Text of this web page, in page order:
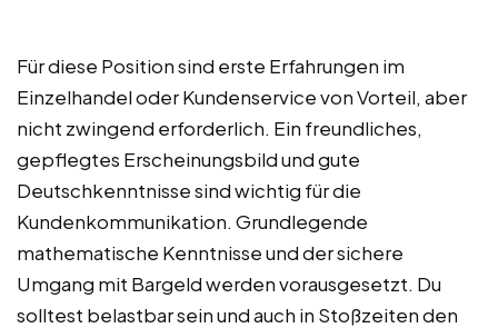
Für diese Position sind erste Erfahrungen im
Einzelhandel oder Kundenservice von Vorteil, aber
nicht zwingend erforderlich. Ein freundliches,
gepflegtes Erscheinungsbild und gute
Deutschkenntnisse sind wichtig für die
Kundenkommunikation. Grundlegende
mathematische Kenntnisse und der sichere
Umgang mit Bargeld werden vorausgesetzt. Du
solltest belastbar sein und auch in Stoßzeiten den